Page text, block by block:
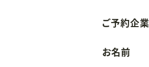
ご予約企
お名前